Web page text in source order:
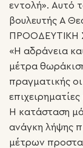
εντολή». Αυτό
βουλευτής Α
ΠΡΟΟΔΕΥΤΙΚΗ
«Η αδράνεια
μέτρα
πραγματικής
Η κατάσταση
ανάγκη λήψης
μέτρων